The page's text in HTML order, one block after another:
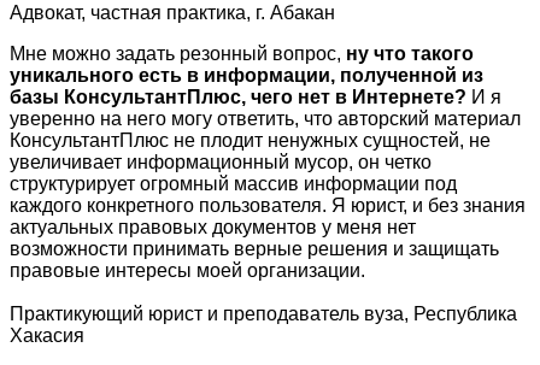
Адвокат, частная практика, г. Абакан
Мне можно задать резонный вопрос, ну что такого
уникального есть в информации, полученной из
базы КонсультантПлюс, чего нет в Интернете? И я
уверенно на него могу ответить, что авторский материал
КонсультантПлюс не плодит ненужных сущностей, не
увеличивает информационный мусор, он четко
структурирует огромный массив информации под
каждого конкретного пользователя. Я юрист, и без знания
актуальных правовых документов у меня нет
возможности принимать верные решения и защищать
правовые интересы моей организации.
Практикующий юрист и преподаватель вуза, Республика
Хакасия